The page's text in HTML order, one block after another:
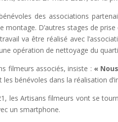
des associations
montage. D’autres stages de
va être réalisé avec
opération de nettoyage du
filmeurs associés, insiste : «
les bénévoles dans la réalisation
les Artisans filmeurs vont se
un smartphone.